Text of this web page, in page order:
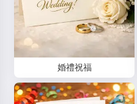
婚禮祝福
我可以創作歌